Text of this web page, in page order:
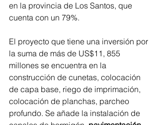
en la provincia de Los Santos, que
cuenta con un 79%.
El proyecto que tiene una inversión por
la suma de más de US$11, 855
millones se encuentra en la
construcción de cunetas, colocación
de capa base, riego de imprimación,
colocación de planchas, parcheo
profundo. Se añade la instalación de